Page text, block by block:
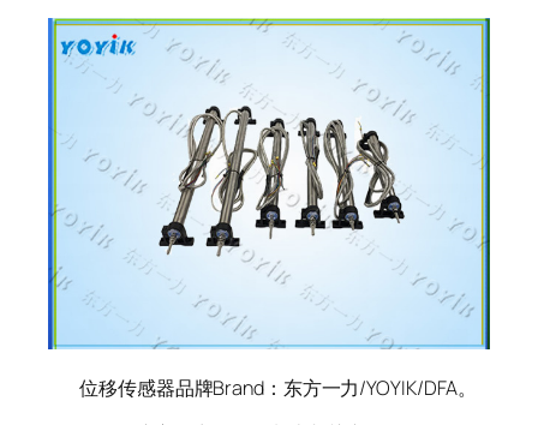
位移传感器品牌Brand：东方一力/YOYIK/DFA。